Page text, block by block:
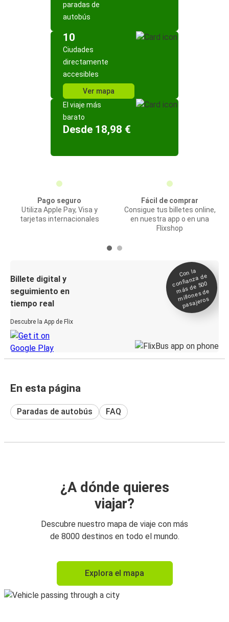
paradas de
autobús
10
Ciudades
directamente
accesibles
Ver mapa
El viaje más
barato
Desde 18,98 €
Pago seguro
Utiliza Apple Pay, Visa y
tarjetas internacionales
Fácil de comprar
Consigue tus billetes online,
en nuestra app o en una
Flixshop
Billete digital y
seguimiento en
tiempo real
Descubre la App de Flix
Con la
confianza de
más de 500
millones de
pasajeros
En esta página
Paradas de autobús FAQ
¿A dónde quieres
viajar?
Descubre nuestro mapa de viaje con más
de 8000 destinos en todo el mundo.
Explora el mapa